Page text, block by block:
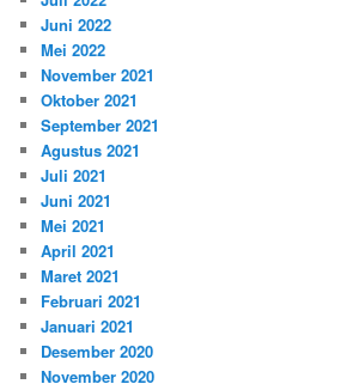
Juni 2022
Mei 2022
November 2021
Oktober 2021
September 2021
Agustus 2021
Juli 2021
Juni 2021
Mei 2021
April 2021
Maret 2021
Februari 2021
Januari 2021
Desember 2020
November 2020